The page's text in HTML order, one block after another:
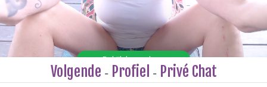
Volgende - Profiel - Privé Chat